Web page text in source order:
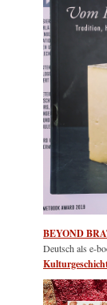
BEYOND
Deutsch als e-